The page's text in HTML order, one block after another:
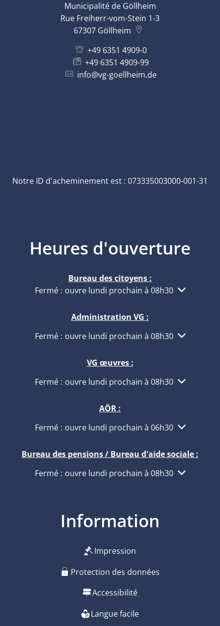
Municipalité de Göllheim
Rue Freiherr-vom-Stein 1-3
67307 Göllheim
+49 6351 4909-0
+49 6351 4909-99
info@vg-goellheim.de
Notre ID d'acheminement est : 073335003000-001-31
Heures d'ouverture
Bureau des citoyens :
Cliquez pour masquer d'autres heures
Fermé : ouvre lundi prochain à 08h30
Administration VG :
Cliquez pour masquer d'autres heures
Fermé : ouvre lundi prochain à 08h30
VG œuvres :
Cliquez pour masquer d'autres heures
Fermé : ouvre lundi prochain à 08h30
AÖR :
Cliquez pour masquer d'autres heures
Fermé : ouvre lundi prochain à 06h30
Bureau des pensions / Bureau d'aide sociale :
Cliquez pour masquer d'autres heures
Fermé : ouvre lundi prochain à 08h30
Information
Impression
Protection des données
Accessibilité
Langue facile